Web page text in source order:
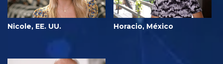
Nicole, EE. UU. Horacio, México